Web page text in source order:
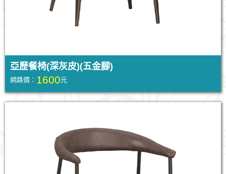
亞歷餐椅(深灰皮)(五金腳)
網路價： 1600元